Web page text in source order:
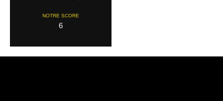
NOTRE SCORE
6